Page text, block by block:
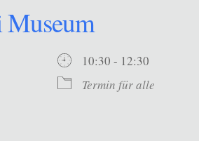
Museum
10:30 - 12:30
Termin für alle